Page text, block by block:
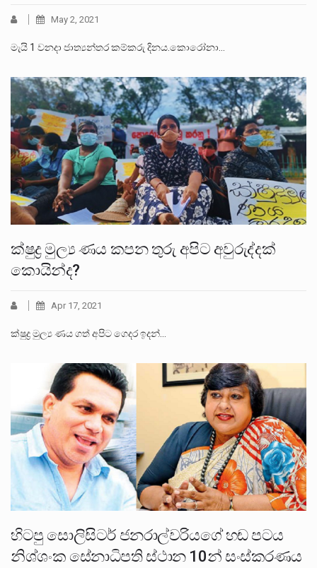
May 2, 2021
මැයි 1 වනදා ජාත්‍යන්තර කම්කරු දිනය.කොරෝනා…
ක්ෂුද්‍ර මුල්‍ය ණය කපන තුරු අපිට අවුරුද්දක්
කොයින්ද?
Apr 17, 2021
ක්ෂුද්‍ර මුල්‍ය ණය ගත් අපිට ගෙදර ඉදන්…
හිටපු සොලිසිටර් ජනරාල්වරියගේ හඬ පටය
නිශ්ශංක සේනාධිපති ස්ථාන 10න් සංස්කරණය